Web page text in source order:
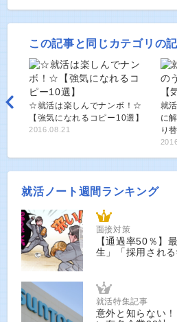
この記事と同じカテゴリの
☆就活は楽しんでナンボ！☆
【強気になれるコピー10選】
2016.08.21
就
に
り
就活ノート週間ランキング
面接対策
【通過率50％】
生」「採用される
就活特集記事
意外と知らない